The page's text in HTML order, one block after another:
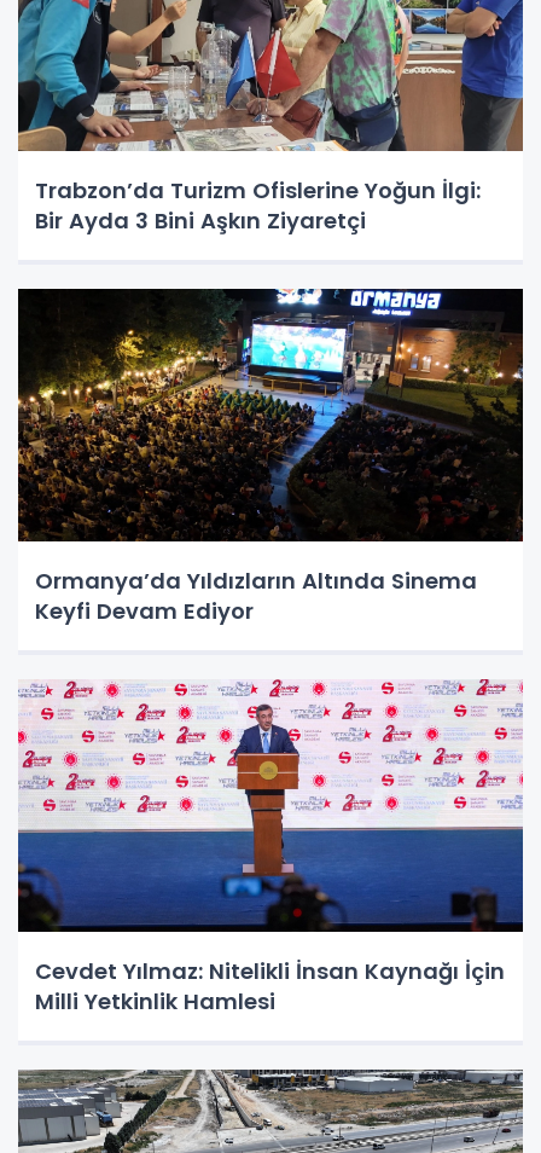
Trabzon’da Turizm Ofislerine Yoğun İlgi:
Bir Ayda 3 Bini Aşkın Ziyaretçi
Ormanya’da Yıldızların Altında Sinema
Keyfi Devam Ediyor
Cevdet Yılmaz: Nitelikli İnsan Kaynağı İçin
Milli Yetkinlik Hamlesi